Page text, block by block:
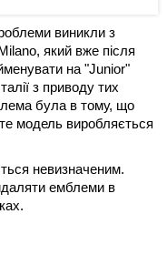
виникли з
який вже після
на "Junior"
з приводу тих
була в тому, що
модель виробляється
невизначеним.
емблеми в